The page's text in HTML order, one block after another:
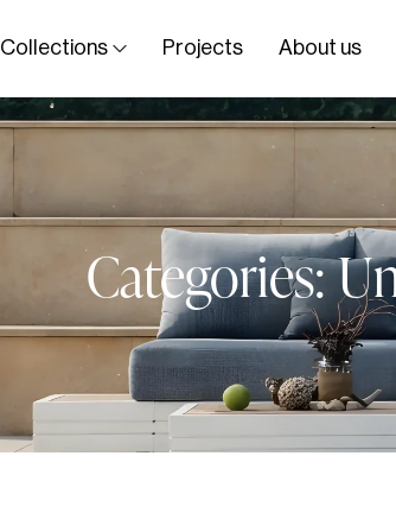
Collections Projects About us
Categories: